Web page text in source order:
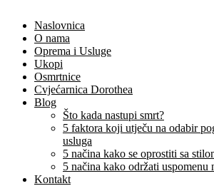
Naslovnica
O nama
Oprema i Usluge
Ukopi
Osmrtnice
Cvjećarnica Dorothea
Blog
Što kada nastupi smrt?
5 faktora koji utječu na odabir
usluga
5 načina kako se oprostiti sa
5 načina kako održati uspomenu
Kontakt